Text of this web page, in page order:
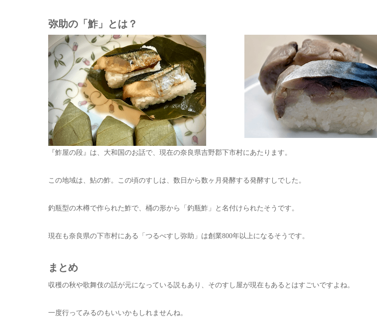
弥助の「鮓」とは？
『鮓屋の段』は、大和国のお話で、現在の奈良県吉野郡下市村にあたります。
この地域は、鮎の鮓。この頃のすしは、数日から数ヶ月発酵する発酵すしでした。
釣瓶型の木樽で作られた鮓で、桶の形から「釣瓶鮓」と名付けられたそうです。
現在も奈良県の下市村にある「つるべすし弥助」は創業800年以上になるそうです。
まとめ
収穫の秋や歌舞伎の話が元になっている説もあり、そのすし屋が現在もあるとはすごいですよね。
一度行ってみるのもいいかもしれませんね。